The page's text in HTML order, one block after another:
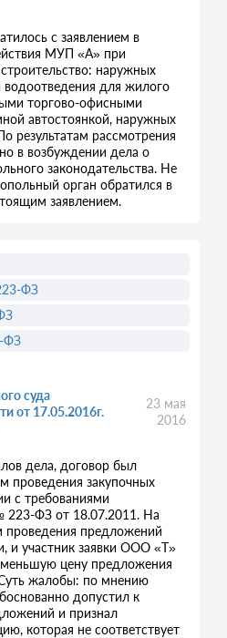
с заявлением в
МУП «А» при
наружных
для жилого
торгово-офисными
автостоянкой, наружных
результатам рассмотрения
в возбуждении дела о
законодательства. Не
орган обратился в
заявлением.
суда
от 17.05.2016г.
23 мая
2016
дела, договор был
проведения закупочных
с требованиями
223-ФЗ от 18.07.2011. На
проведения предложений
и участник заявки ООО «Т»
цену предложения
жалобы: по мнению
допустил к
и признал
которая не соответствует
ФЗ
ФЗ